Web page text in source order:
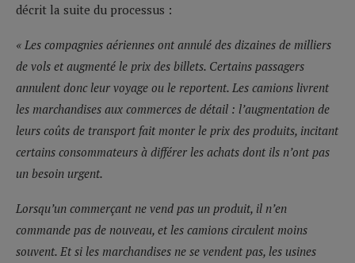
décrit la suite du processus :
« Les compagnies aériennes ont annulé des dizaines de milliers
de vols et augmenté le prix des billets. Certains passagers
annulent donc leur voyage ou le reportent. Les camions livrent
les marchandises aux commerces de détail : l’augmentation de
leurs coûts de transport fait monter le prix des produits, incitant
certains consommateurs à différer les achats dont ils n’ont pas
un besoin urgent.
Lorsqu’un commerçant ne vend pas un produit, il n’en
commande pas de nouveau, et les camions circulent moins
souvent. Et si les marchandises ne se vendent pas, les usines